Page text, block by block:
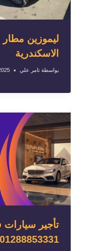
ليموزين مطار
الاسكندرية
بواسطة تامر علي
تأجير سيارات
01288853331